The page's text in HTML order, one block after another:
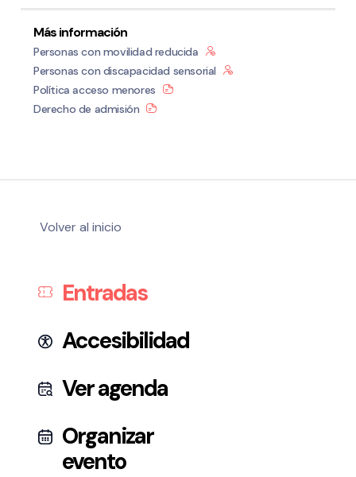
Más información
Personas con movilidad reducida
Personas con discapacidad sensorial
Política acceso menores
Derecho de admisión
Volver al inicio
Entradas
Accesibilidad
Ver agenda
Organizar
evento